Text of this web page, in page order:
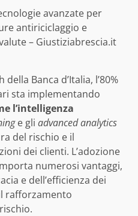
avanzate per
antiriciclaggio e
– Giustiziabrescia.it
Banca d’Italia, l’80%
sta implementando
l’intelligenza
e gli advanced analytics
del rischio e il
dei clienti. L’adozione
numerosi vantaggi,
e dell’efficienza dei
rafforzamento